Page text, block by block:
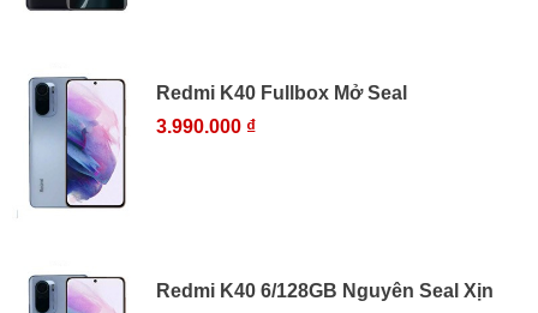
Redmi K40 Fullbox Mở Seal
3.990.000 ₫
Redmi K40 6/128GB Nguyên Seal Xịn